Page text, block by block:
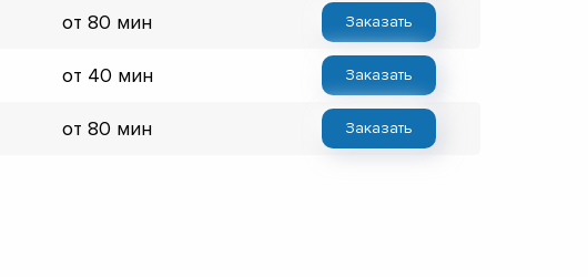
от 80 мин Заказать
от 40 мин Заказать
от 80 мин Заказать